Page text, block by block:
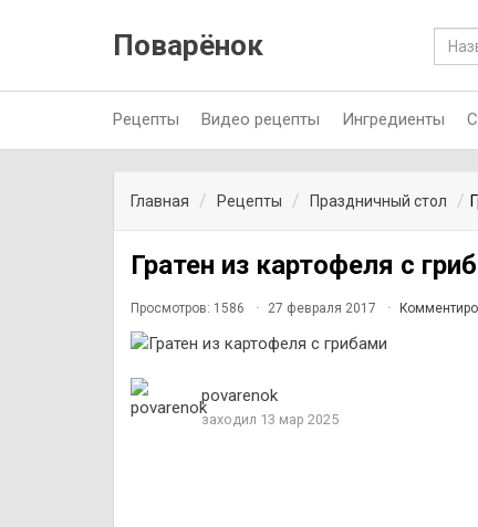
Поварёнок
Рецепты Видео рецепты Ингредиенты
Главная Рецепты Праздничный стол
Гратен из картофеля с
Просмотров: 1586 27 февраля 2017
povarenok
заходил 13 мар 2025